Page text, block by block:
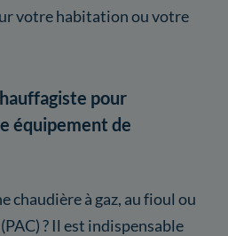
votre habitation ou votre
pour
équipement de
chaudière à gaz, au fioul ou
? Il est indispensable